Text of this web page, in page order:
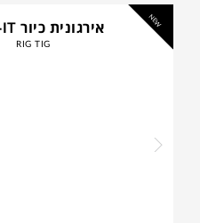
NEW אירגונית כיור DISH-IT
RIG TIG